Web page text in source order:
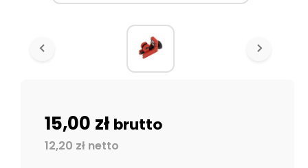
15,00 złbrutto
12,20 zł netto